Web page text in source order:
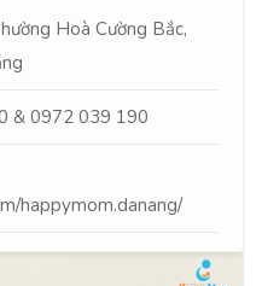
Hoà Cường Bắc,
& 0972 039 190
happymom.danang/